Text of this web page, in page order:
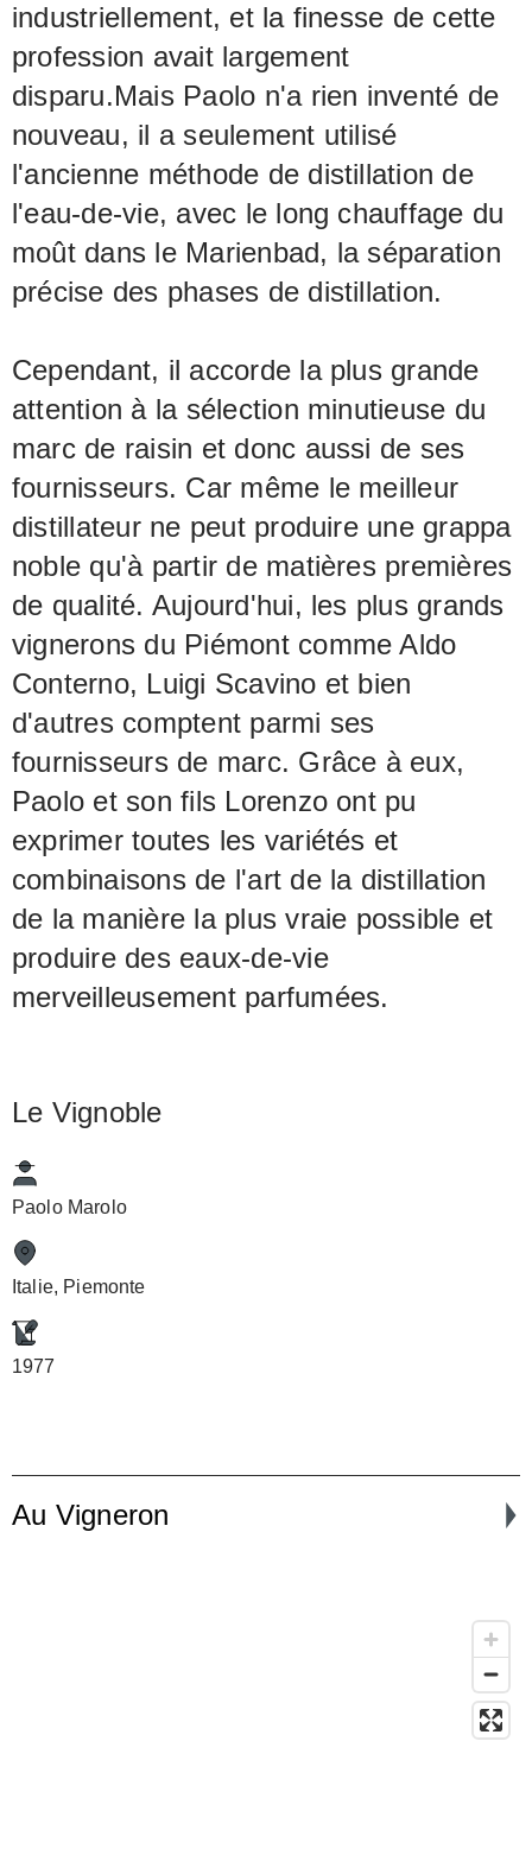
industriellement, et la finesse de cette
profession avait largement
disparu.Mais Paolo n'a rien inventé de
nouveau, il a seulement utilisé
l'ancienne méthode de distillation de
l'eau-de-vie, avec le long chauffage du
moût dans le Marienbad, la séparation
précise des phases de distillation.
Cependant, il accorde la plus grande
attention à la sélection minutieuse du
marc de raisin et donc aussi de ses
fournisseurs. Car même le meilleur
distillateur ne peut produire une grappa
noble qu'à partir de matières premières
de qualité. Aujourd'hui, les plus grands
vignerons du Piémont comme Aldo
Conterno, Luigi Scavino et bien
d'autres comptent parmi ses
fournisseurs de marc. Grâce à eux,
Paolo et son fils Lorenzo ont pu
exprimer toutes les variétés et
combinaisons de l'art de la distillation
de la manière la plus vraie possible et
produire des eaux-de-vie
merveilleusement parfumées.
Le Vignoble
Paolo Marolo
Italie, Piemonte
1977
Au Vigneron